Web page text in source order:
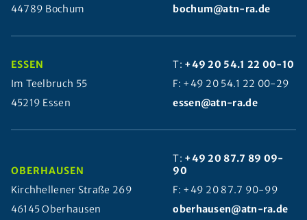
44789 Bochum
bochum@atn-ra.de
ESSEN
Im Teelbruch 55
45219 Essen
T: +49 20 54.1 22 00-10
F: +49 20 54.1 22 00-29
essen@atn-ra.de
OBERHAUSEN
Kirchhellener Straße 269
46145 Oberhausen
T: +49 20 87.7 89 09-
90
F: +49 20 87.7 90-99
oberhausen@atn-ra.de